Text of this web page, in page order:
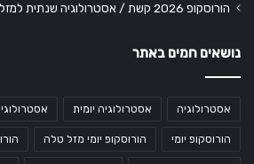
הורוסקופ 2026 קשת / אסטרולוגיה שנתית למזל קשת
נושאים חמים באתר
אסטרולוגיה אסטרולוגיה יומית
הורוסקופ יומי הורוסקופ יומי מזל טלה